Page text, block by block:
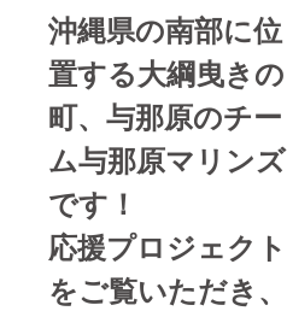
沖縄県の南部に位
置する大綱曳きの
町、与那原のチー
ム与那原マリンズ
です！
応援プロジェクト
をご覧いただき、